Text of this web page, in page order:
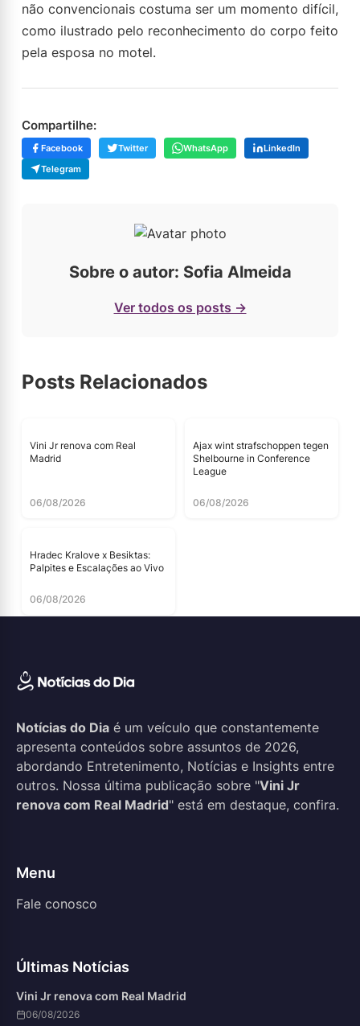
não convencionais costuma ser um momento difícil,
como ilustrado pelo reconhecimento do corpo feito
pela esposa no motel.
Compartilhe:
Facebook Twitter WhatsApp
LinkedIn
Telegram
Sobre o autor: Sofia Almeida
Ver todos os posts →
Posts Relacionados
Vini Jr renova com Real
Madrid
06/08/2026
Ajax wint strafschoppen tegen
Shelbourne in Conference
League
06/08/2026
Hradec Kralove x Besiktas:
Palpites e Escalações ao Vivo
06/08/2026
Notícias do Dia é um veículo que constantemente
apresenta conteúdos sobre assuntos de 2026,
abordando Entretenimento, Notícias e Insights entre
outros. Nossa última publicação sobre "Vini Jr
renova com Real Madrid" está em destaque, confira.
Menu
Fale conosco
Últimas Notícias
Vini Jr renova com Real Madrid
06/08/2026